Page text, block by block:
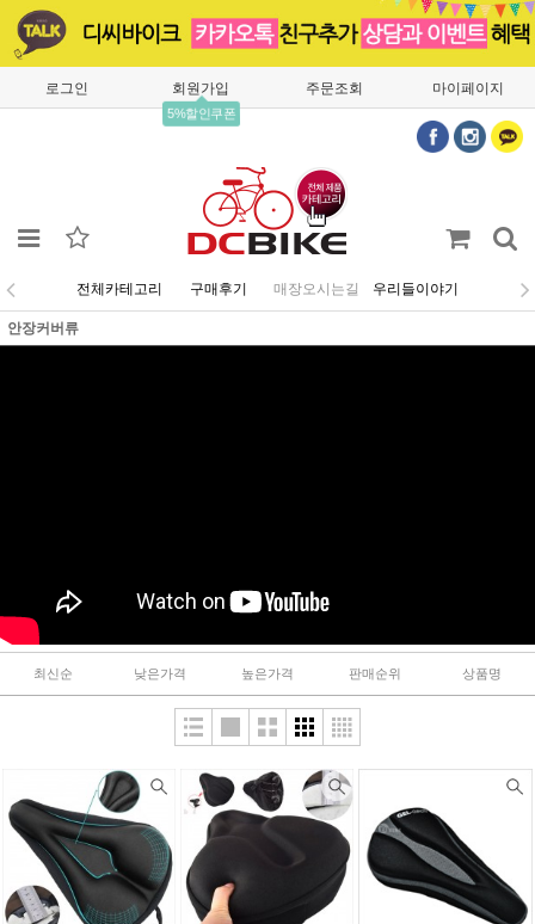
로그인 회원가입
5%할인쿠폰
주문조회 마이페이지
전체카테고리 구매후기 매장오시는길 우리들이야기
안장커버류
최신순 낮은가격 높은가격 판매순위 상품명